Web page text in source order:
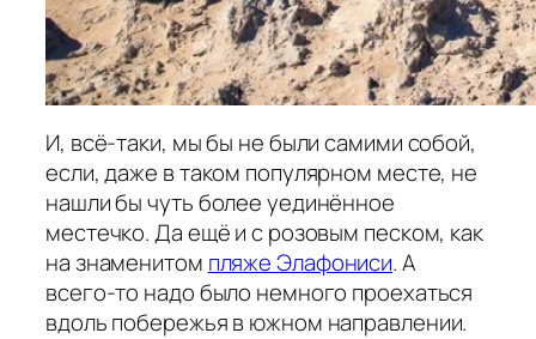
И, всё-таки, мы бы не были самими собой,
если, даже в таком популярном месте, не
нашли бы чуть более уединённое
местечко. Да ещё и с розовым песком, как
на знаменитом пляже Элафониси. А
всего-то надо было немного проехаться
вдоль побережья в южном направлении.